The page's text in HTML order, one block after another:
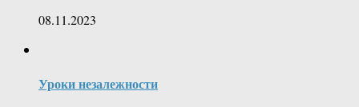
08.11.2023
Уроки незалежности